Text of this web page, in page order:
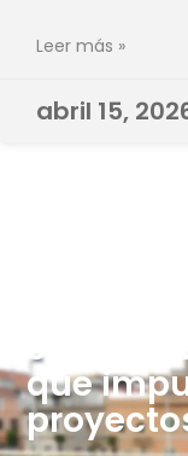
Leer más »
abril 15,
que